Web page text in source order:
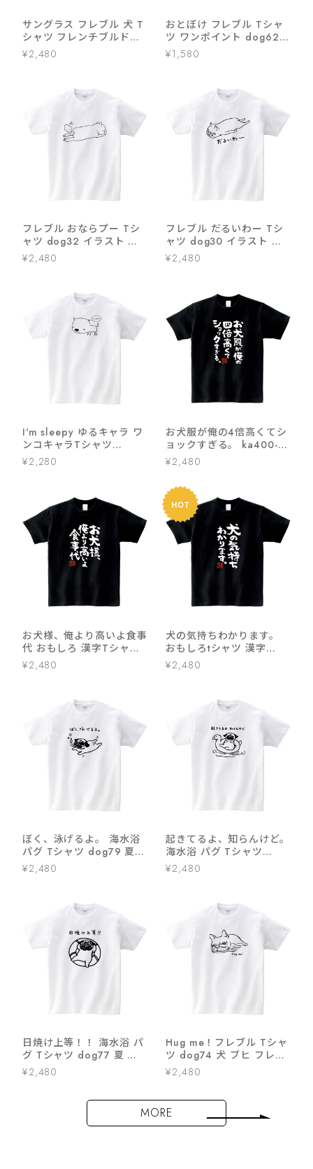
サングラス フレブル 犬 T
シャツ フレンチブルドッ
グ 夏 dog11
¥2,480
おとぼけ フレブル Tシャ
ツ ワンポイント dog62
犬 ブヒ フレンチブルドッ
グ 服 ゆるい イラスト お
¥1,580
フレブル おならプー Tシ
ャツ dog32 イラスト 犬
フレンチブルドッグ
¥2,480
フレブル だるいわー Tシ
ャツ dog30 イラスト 犬
フレンチブルドッグ
¥2,480
I'm sleepy ゆるキャラ ワ
ンコキャラTシャツ
dog04 アニマル ティーシ
ャツ プレゼント ギフト
¥2,280
お犬服が俺の4倍高くてシ
ョックすぎる。 ka400-
39 おもしろ 漢字Tシャツ
¥2,480
お犬様、俺より高いよ食事
代 おもしろ 漢字Tシャツ
ka400-38
¥2,480
犬の気持ちわかります。
おもしろtシャツ 漢字
ka300-63 犬 服 文字
¥2,480
ぼく、泳げるよ。 海水浴
パグ Tシャツ dog79 夏
犬 ブヒ パグ 好き 服 ゆる
い イラスト
¥2,480
起きてるよ、知らんけど。
海水浴 パグ Tシャツ
dog78 夏 犬 ブヒ パグ 好
き 服 ゆるい イラスト
¥2,480
日焼け上等！！ 海水浴 パ
グ Tシャツ dog77 夏 犬
ブヒ パグ 好き 服 ゆるい
イラスト
¥2,480
Hug me！フレブル Tシャ
ツ dog74 犬 ブヒ フレン
チブルドッグ 服 ゆるい ユ
ニーク イラスト おもしろ
¥2,480
MORE